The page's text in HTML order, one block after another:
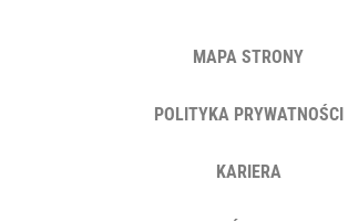
MAPA STRONY
POLITYKA PRYWATNOŚCI
KARIERA